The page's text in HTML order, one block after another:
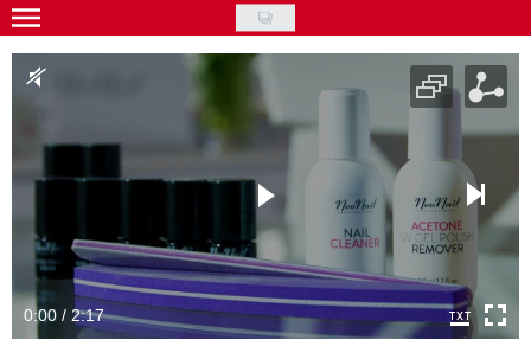
Skip
to
main
Gwiazdy
Styl życia
Kultura
0:00 / 2:17